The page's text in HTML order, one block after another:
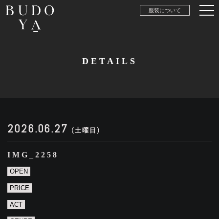
服装について
DETAILS
2026.06.27 (土曜日)
IMG_2258
OPEN
PRICE
ACT